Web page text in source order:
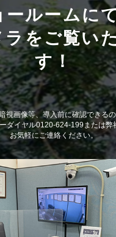
ールームに
ラをご覧い
す！
視画像等、導入前に確認できるの
ダイヤル0120-624-199または弊
お気軽にご連絡ください。